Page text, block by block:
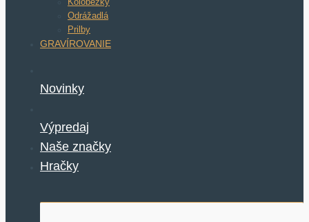
Odrážadlá
Prilby
GRAVÍROVANIE
Novinky
Výpredaj
Naše značky
Hračky